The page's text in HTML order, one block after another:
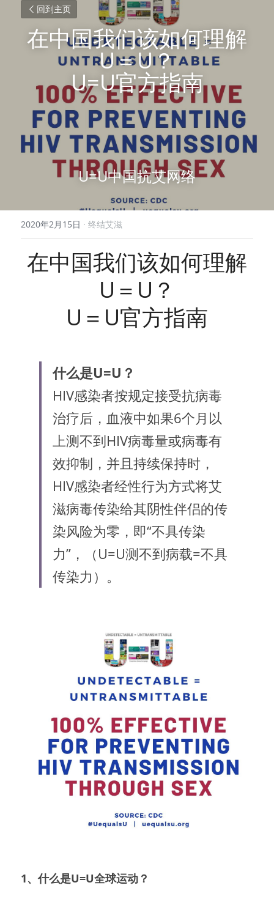
回到主页
在中国我们该如何理解
U＝U？
U=U官方指南
U=U中国抗艾网络
2020年2月15日 · 终结艾滋
在中国我们该如何理解
U＝U？
U＝U官方指南
什么是U=U？
HIV感染者按规定接受抗病毒
治疗后，血液中如果6个月以
上测不到HIV病毒量或病毒有
效抑制，并且持续保持时，
HIV感染者经性行为方式将艾
滋病毒传染给其阴性伴侣的传
染风险为零，即“不具传染
力”，（U=U测不到病载=不具
传染力）。
1、什么是U=U全球运动？